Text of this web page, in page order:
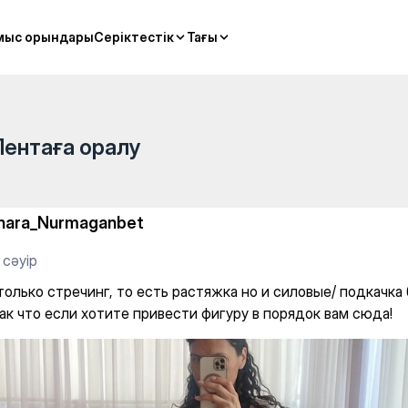
орындарыСеріктестік Тағы
орындарыСеріктестік Тағы
Pilates
оралу
стречинг, то есть растяжка но и силовые/
что если хотите привести фигуру в порядок вам сюда!